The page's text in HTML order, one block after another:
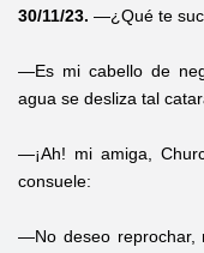
30/11/23. —¿Qué te
—Es mi cabello de
agua se desliza tal
—¡Ah! mi amiga,
consuele:
—No deseo reprochar,